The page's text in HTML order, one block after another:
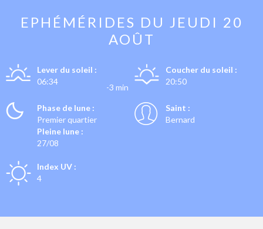
EPHÉMÉRIDES DU JEUDI 20
AOÛT
Lever du soleil :
06:34
-3 min
Coucher du soleil :
20:50
Phase de lune :
Premier quartier
Pleine lune :
27/08
Saint :
Bernard
Index UV :
4